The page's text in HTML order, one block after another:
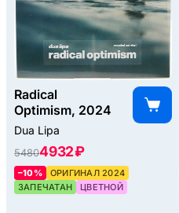
Radical
Optimism, 2024
Dua Lipa
54804932 ₽
–10%
ОРИГИНАЛ 2024
ЗАПЕЧАТАН
ЦВЕТНОЙ